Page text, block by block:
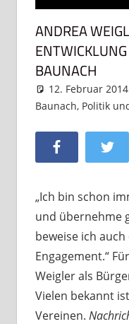
ANDREA
BAUNACH
12. Februar 2014
Baunach, Politik
Facebook
„Ich bin schon
und übernehme
beweise ich
Engagement.“
Weigler als
Vielen bekannt
Vereinen.